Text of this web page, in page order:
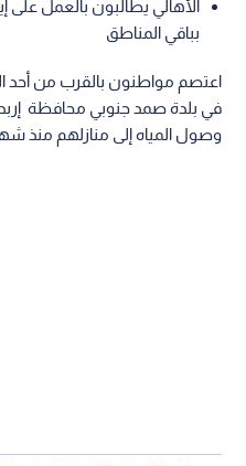
الأهالي يطالبون بالعمل على
بباقي المناطق
اعتصم مواطنون بالقرب من أحد
في بلدة صمد جنوبي محافظة
وصول المياه إلى منازلهم منذ